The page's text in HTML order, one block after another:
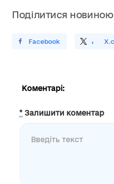
Поділитися
У FacebookПоділитись
Коментарі:
* Залишити коментар